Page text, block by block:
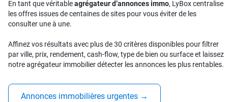
En tant que véritableagrégateur d’annonces immo, LyBox centralise
les offres issues de centaines de sites pour vous éviter de les
consulter une à une.
Affinez vos résultats avec plus de 30 critères disponibles pour filtrer
par ville, prix, rendement, cash-flow, type de bien ou surface et laissez
notre agrégateur immobilier détecter les annonces les plus rentables.
Annonces immobilières urgentes →